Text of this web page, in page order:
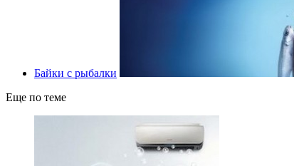
Байки с рыбалки
Еще по теме